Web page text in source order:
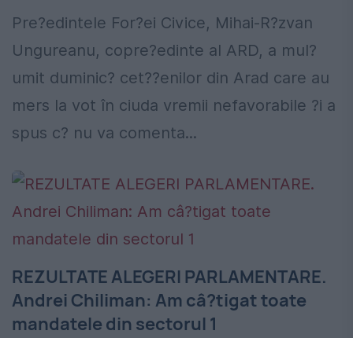
Pre?edintele For?ei Civice, Mihai-R?zvan
Ungureanu, copre?edinte al ARD, a mul?
umit duminic? cet??enilor din Arad care au
mers la vot în ciuda vremii nefavorabile ?i a
spus c? nu va comenta...
REZULTATE ALEGERI PARLAMENTARE.
Andrei Chiliman: Am câ?tigat toate
mandatele din sectorul 1